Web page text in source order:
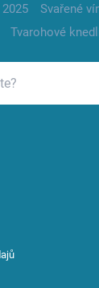
Svařené
Tvarohové